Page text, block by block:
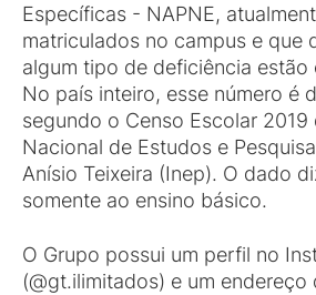
Específicas - NAPNE,
matriculados no campus e que
algum tipo de deficiência estão
No país inteiro, esse número é
segundo o Censo Escolar
Nacional de Estudos e
Anísio Teixeira (Inep). O dado
somente ao ensino básico.
O Grupo possui um perfil no
(@gt.ilimitados) e um endereço